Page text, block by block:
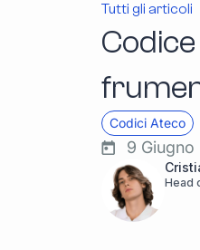
Tutti gli articoli
Codice
Codici Ateco
9
Head